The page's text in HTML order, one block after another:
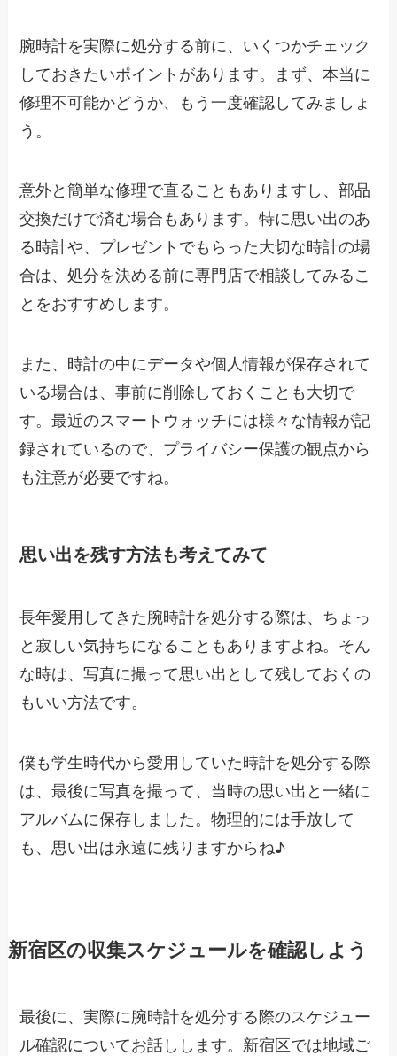
腕時計を実際に処分する前に、いくつかチェック
しておきたいポイントがあります。まず、本当に
修理不可能かどうか、もう一度確認してみましょ
う。
意外と簡単な修理で直ることもありますし、部品
交換だけで済む場合もあります。特に思い出のあ
る時計や、プレゼントでもらった大切な時計の場
合は、処分を決める前に専門店で相談してみるこ
とをおすすめします。
また、時計の中にデータや個人情報が保存されて
いる場合は、事前に削除しておくことも大切で
す。最近のスマートウォッチには様々な情報が記
録されているので、プライバシー保護の観点から
も注意が必要ですね。
思い出を残す方法も考えてみて
長年愛用してきた腕時計を処分する際は、ちょっ
と寂しい気持ちになることもありますよね。そん
な時は、写真に撮って思い出として残しておくの
もいい方法です。
僕も学生時代から愛用していた時計を処分する際
は、最後に写真を撮って、当時の思い出と一緒に
アルバムに保存しました。物理的には手放して
も、思い出は永遠に残りますからね♪
新宿区の収集スケジュールを確認しよう
最後に、実際に腕時計を処分する際のスケジュー
ル確認についてお話しします。新宿区では地域ご